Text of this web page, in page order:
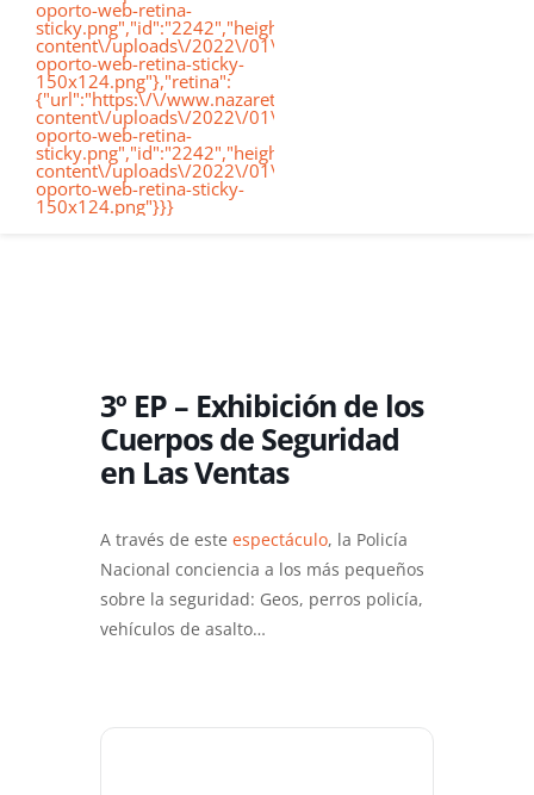
oporto-web-retina-
content\/uploads\/2022\/01\/logo-
oporto-web-retina-sticky-
150x124.png"},"retina":
{"url":"https:\/\/www.nazaretoporto.org\/wp-
content\/uploads\/2022\/01\/logo-
oporto-web-retina-
content\/uploads\/2022\/01\/logo-
oporto-web-retina-sticky-
150x124.png"}}}
Etapas educativas
Nuestro Cole
3º EP – Exhibición de los
Cuerpos de Seguridad
en Las Ventas
A través de este espectáculo, la Policía
Nacional conciencia a los más pequeños
sobre la seguridad: Geos, perros policía,
vehículos de asalto…